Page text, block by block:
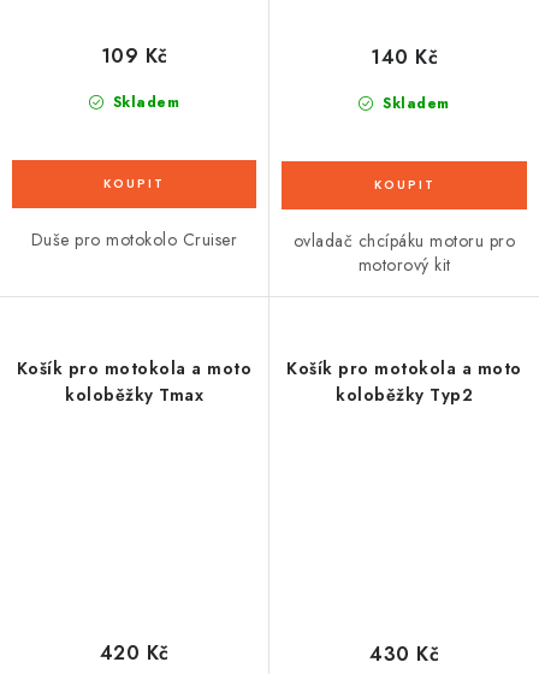
Skladem
109 Kč
Duše pro motokolo Cruiser
Skladem
140 Kč
ovladač chcípáku motoru pro
motorový kit
Košík pro motokola a moto
koloběžky Tmax
420 Kč
Košík pro motokola a moto
koloběžky Typ2
430 Kč